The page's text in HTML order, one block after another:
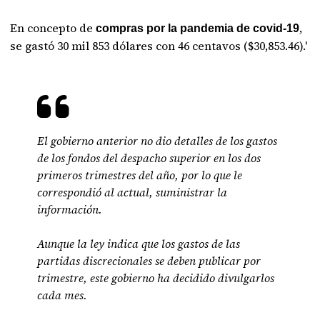
En concepto decompras por la pandemia de covid-19,
se gastó 30 mil 853 dólares con 46 centavos ($30,853.46).'
El gobierno anterior no dio detalles de los gastos
de los fondos del despacho superior en los dos
primeros trimestres del año, por lo que le
correspondió al actual, suministrar la
información.
Aunque la ley indica que los gastos de las
partidas discrecionales se deben publicar por
trimestre, este gobierno ha decidido divulgarlos
cada mes.